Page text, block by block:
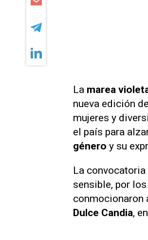
La marea
nueva edición de
mujeres y
el país para
género y su
La
sensible, por
conmocionaron
Dulce Candia,